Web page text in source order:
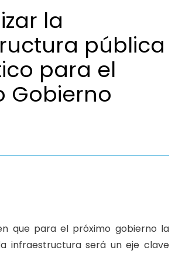
la
pública
para el
Gobierno
que para el próximo gobierno la
infraestructura será un eje clave